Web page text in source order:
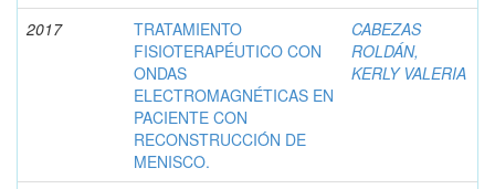
2017
TRATAMIENTO
FISIOTERAPÉUTICO CON
ONDAS
ELECTROMAGNÉTICAS EN
PACIENTE CON
RECONSTRUCCIÓN DE
MENISCO.
CABEZAS
ROLDÁN,
KERLY VALERIA